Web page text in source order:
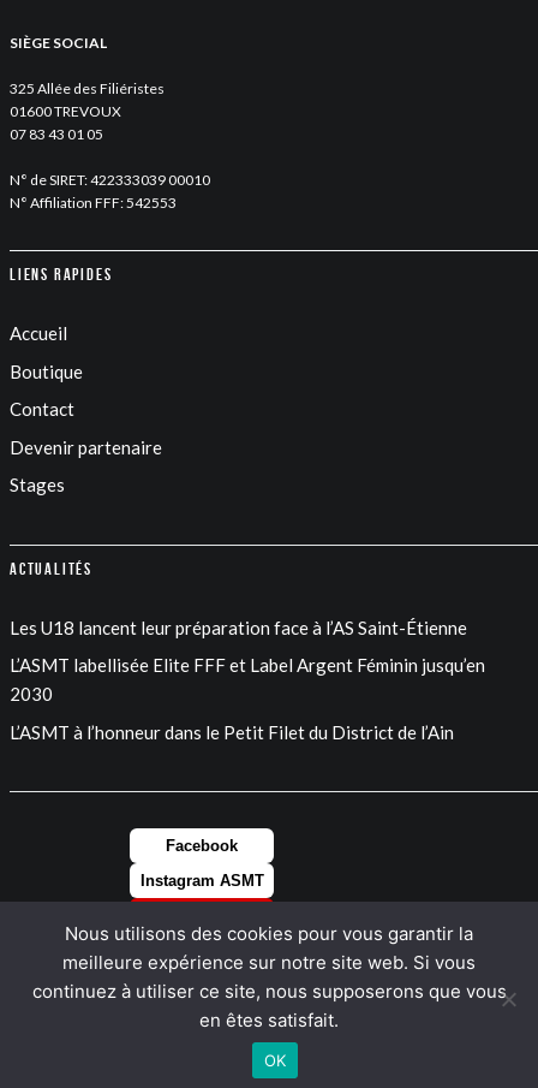
SIÈGE SOCIAL
325 Allée des Filiéristes
01600 TREVOUX
07 83 43 01 05
N° de SIRET: 422333039 00010
N° Affiliation FFF: 542553
Liens rapides
Accueil
Boutique
Contact
Devenir partenaire
Stages
Actualités
Les U18 lancent leur préparation face à l’AS Saint-Étienne
L’ASMT labellisée Elite FFF et Label Argent Féminin jusqu’en
2030
L’ASMT à l’honneur dans le Petit Filet du District de l’Ain
Facebook
Instagram ASMT
LinkedIn
Nous utilisons des cookies pour vous garantir la
meilleure expérience sur notre site web. Si vous
continuez à utiliser ce site, nous supposerons que vous
en êtes satisfait.
OK